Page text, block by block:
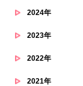
2024年
2023年
2022年
2021年